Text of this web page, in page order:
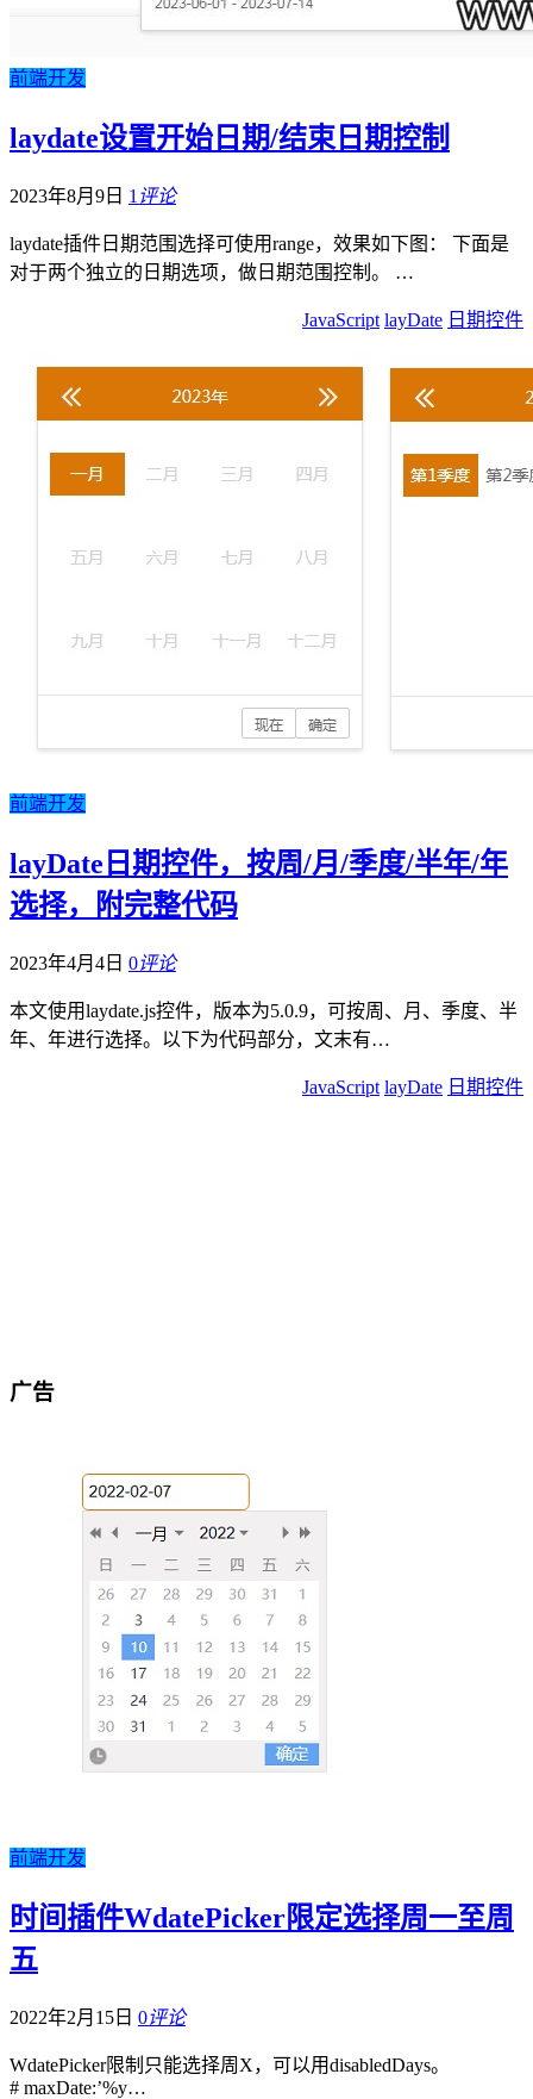
前端开发
laydate设置开始日期/结束日期控制
2023年8月9日 1 评论
laydate插件日期范围选择可使用range，效果如下图： 下面是
对于两个独立的日期选项，做日期范围控制。 …
JavaScript layDate 日期控件
前端开发
layDate日期控件，按周/月/季度/半年/年
选择，附完整代码
2023年4月4日 0评论
本文使用laydate.js控件，版本为5.0.9，可按周、月、季度、半
年、年进行选择。以下为代码部分，文末有…
JavaScript layDate 日期控件
广告
前端开发
时间插件WdatePicker限定选择周一至周
五
2022年2月15日 0评论
WdatePicker限制只能选择周X，可以用disabledDays。
# maxDate:’%y…